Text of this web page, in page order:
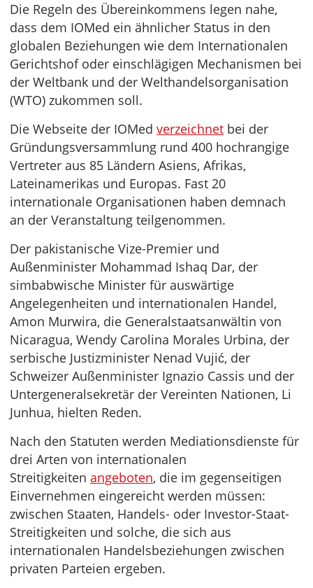
Die Regeln des Übereinkommens legen nahe,
dass dem IOMed ein ähnlicher Status in den
globalen Beziehungen wie dem Internationalen
Gerichtshof oder einschlägigen Mechanismen bei
der Weltbank und der Welthandelsorganisation
(WTO) zukommen soll.
Die Webseite der IOMed verzeichnet bei der
Gründungsversammlung rund 400 hochrangige
Vertreter aus 85 Ländern Asiens, Afrikas,
Lateinamerikas und Europas. Fast 20
internationale Organisationen haben demnach
an der Veranstaltung teilgenommen.
Der pakistanische Vize-Premier und
Außenminister Mohammad Ishaq Dar, der
simbabwische Minister für auswärtige
Angelegenheiten und internationalen Handel,
Amon Murwira, die Generalstaatsanwältin von
Nicaragua, Wendy Carolina Morales Urbina, der
serbische Justizminister Nenad Vujić, der
Schweizer Außenminister Ignazio Cassis und der
Untergeneralsekretär der Vereinten Nationen, Li
Junhua, hielten Reden.
Nach den Statuten werden Mediationsdienste für
drei Arten von internationalen
Streitigkeiten angeboten, die im gegenseitigen
Einvernehmen eingereicht werden müssen:
zwischen Staaten, Handels- oder Investor-Staat-
Streitigkeiten und solche, die sich aus
internationalen Handelsbeziehungen zwischen
privaten Parteien ergeben.